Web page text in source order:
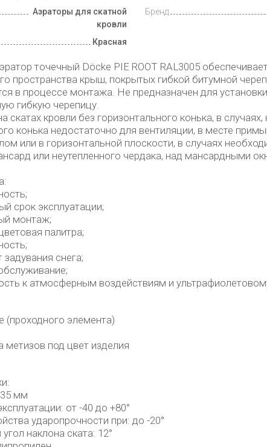
Аэраторы для скатной
кровли
Красная
Бренд
точечный Döcke PIE ROOT RAL3005
пространства крыш, покрытых гибкой битумной
в процессе монтажа. Не предназначен для
гибкую черепицу.
скатах кровли без горизонтального конька, в
конька недостаточно для вентиляции, в месте
или в горизонтальной плоскости, в случаях
или неутепленного чердака, над мансардными
срок эксплуатации;
монтаж;
палитра;
снега;
к атмосферным воздействиям и
(проходного элемента)
метизов под цвет изделия
мм
от -40 до +80°
ударопрочности при: до -20°
наклона ската: 12°